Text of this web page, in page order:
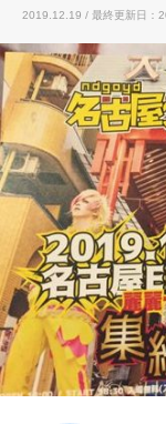
2019.12.19 / 最終更新日：